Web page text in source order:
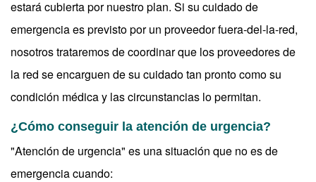
estará cubierta por nuestro plan. Si su cuidado de
emergencia es previsto por un proveedor fuera-del-la-red,
nosotros trataremos de coordinar que los proveedores de
la red se encarguen de su cuidado tan pronto como su
condición médica y las circunstancias lo permitan.
¿Cómo conseguir la atención de urgencia?
"Atención de urgencia" es una situación que no es de
emergencia cuando: